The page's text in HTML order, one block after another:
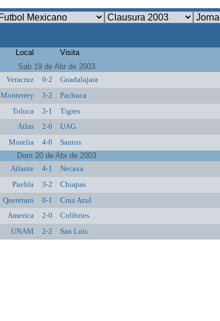
Local Visita
Sab 19 de Abr de 2003
Veracruz
0-2 Guadalajara
Monterrey
3-2 Pachuca
Toluca
3-1 Tigres
Atlas
2-0 UAG
Morelia
4-0 Santos
Dom 20 de Abr de 2003
Atlante
4-1 Necaxa
Puebla
3-2 Chiapas
Queretaro
0-1 Cruz Azul
America
2-0 Colibries
UNAM
2-2 San Luis